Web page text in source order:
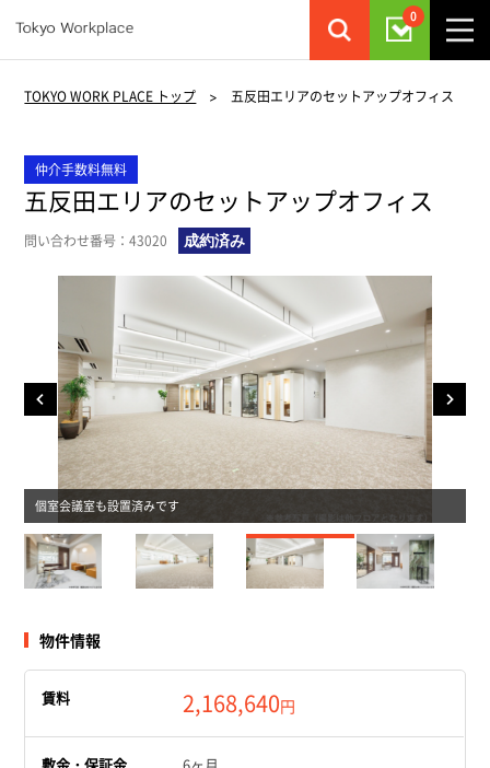
0
TOKYO WORK PLACE トップ >五反田エリアのセットアップオフィス
仲介手数料無料
五反田エリアのセットアップオフィス
問い合わせ番号：43020 成約済み
個室会議室も設置済みです
物件情報
賃料 2,168,640円